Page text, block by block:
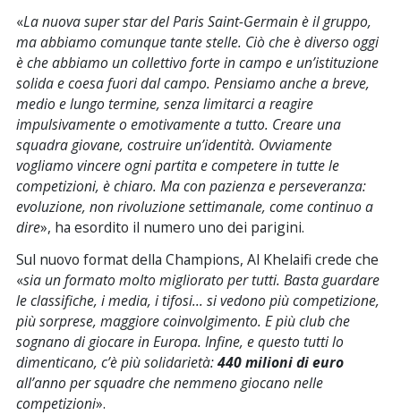
«La nuova super star del Paris Saint-Germain è il gruppo,
ma abbiamo comunque tante stelle. Ciò che è diverso oggi
è che abbiamo un collettivo forte in campo e un’istituzione
solida e coesa fuori dal campo. Pensiamo anche a breve,
medio e lungo termine, senza limitarci a reagire
impulsivamente o emotivamente a tutto. Creare una
squadra giovane, costruire un’identità. Ovviamente
vogliamo vincere ogni partita e competere in tutte le
competizioni, è chiaro. Ma con pazienza e perseveranza:
evoluzione, non rivoluzione settimanale, come continuo a
dire», ha esordito il numero uno dei parigini.
Sul nuovo format della Champions, Al Khelaifi crede che
«sia un formato molto migliorato per tutti. Basta guardare
le classifiche, i media, i tifosi… si vedono più competizione,
più sorprese, maggiore coinvolgimento. E più club che
sognano di giocare in Europa. Infine, e questo tutti lo
dimenticano, c’è più solidarietà:440 milioni di euro
all’anno per squadre che nemmeno giocano nelle
competizioni».